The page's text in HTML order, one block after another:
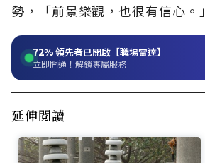
勢，「前景樂觀，也很有信心。」
72%領先者已開啟【職場雷達】
立即開通！解鎖專屬服務
延伸閱讀